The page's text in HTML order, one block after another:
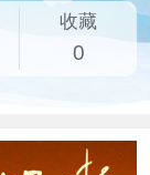
收藏
0